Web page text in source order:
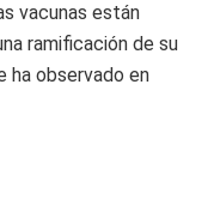
vacunas están
ramificación de su
ha observado en